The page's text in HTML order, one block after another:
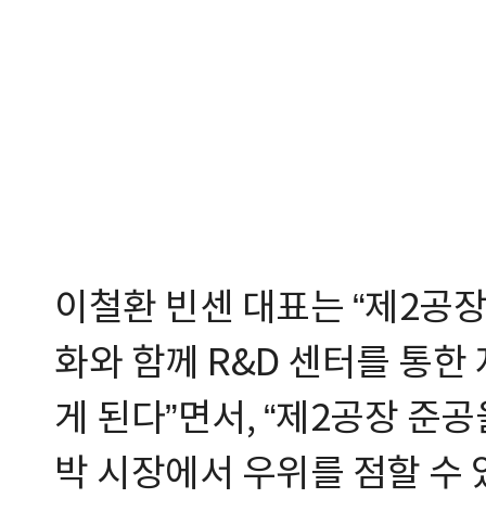
이철환 빈센 대표는 “제2공
화와 함께 R&D 센터를 통한
게 된다”면서, “제2공장 준
박 시장에서 우위를 점할 수